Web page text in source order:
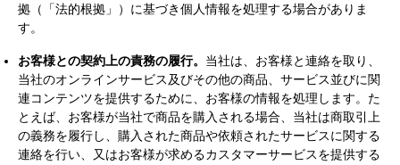
拠（「法的根拠」）に基づき個人情報を処理する場合がありま
す。
お客様との契約上の責務の履行。 当社は、お客様と連絡を取り、
当社のオンラインサービス及びその他の商品、サービス並びに関
連コンテンツを提供するために、お客様の情報を処理します。た
とえば、お客様が当社で商品を購入される場合、当社は商取引上
の義務を履行し、購入された商品や依頼されたサービスに関する
連絡を行い、又はお客様が求めるカスタマーサービスを提供する